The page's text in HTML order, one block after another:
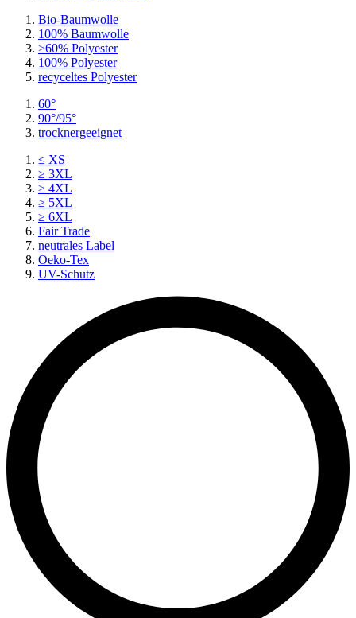
Bio-Baumwolle
100% Baumwolle
>60% Polyester
100% Polyester
recyceltes Polyester
60°
90°/95°
trocknergeeignet
≤ XS
≥ 3XL
≥ 4XL
≥ 5XL
≥ 6XL
Fair Trade
neutrales Label
Oeko-Tex
UV-Schutz